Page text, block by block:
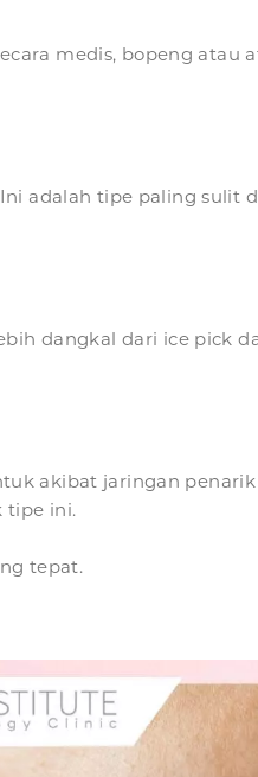
medis, bopeng atau
adalah tipe paling sulit
dangkal dari ice pick
akibat jaringan
tipe ini.
tepat.